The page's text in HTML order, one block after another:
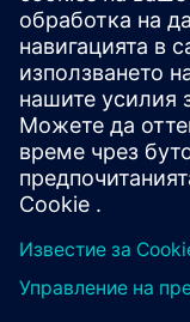
Нашият
изпълнява CAE
данни. Той
интелигентност,
данните.
Научете повече